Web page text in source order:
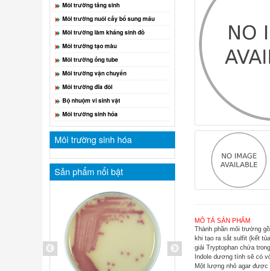
MÔ TẢ SẢN PHẨM
Thành phần môi trường
khi tạo ra sắt sulfit (kết
giải Tryptophan chứa
Indole dương tính sẽ có
Một lượng nhỏ agar được
Môi trường tăng sinh
Môi trường nuôi cấy bổ sung máu
Môi trường làm kháng sinh đồ
Môi trường tạo màu
Môi trường ống tube
Môi trường vận chuyển
Môi trường đĩa đôi
Bộ nhuộm vi sinh vật
Môi trường sinh hóa
Môi trường sinh hóa
Sản phẩm nổi bật